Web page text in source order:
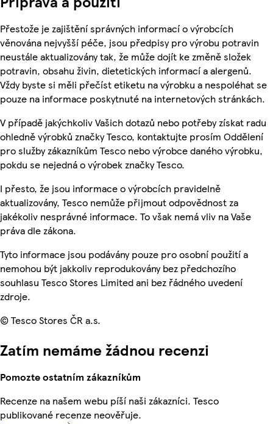
Přestože je zajištění správných informací o výrobcích
věnována nejvyšší péče, jsou předpisy pro výrobu potravin
neustále aktualizovány tak, že může dojít ke změně složek
potravin, obsahu živin, dietetických informací a alergenů.
Vždy byste si měli přečíst etiketu na výrobku a nespoléhat se
pouze na informace poskytnuté na internetových stránkách.
V případě jakýchkoliv Vašich dotazů nebo potřeby získat radu
ohledně výrobků značky Tesco, kontaktujte prosím Oddělení
pro služby zákazníkům Tesco nebo výrobce daného výrobku,
pokdu se nejedná o výrobek značky Tesco.
I přesto, že jsou informace o výrobcích pravidelně
aktualizovány, Tesco nemůže přijmout odpovědnost za
jakékoliv nesprávné informace. To však nemá vliv na Vaše
práva dle zákona.
Tyto informace jsou podávány pouze pro osobní použití a
nemohou být jakkoliv reprodukovány bez předchozího
souhlasu Tesco Stores Limited ani bez řádného uvedení
zdroje.
© Tesco Stores ČR a.s.
Zatím nemáme žádnou recenzi
Pomozte ostatním zákazníkům
Recenze na našem webu píší naši zákazníci. Tesco
publikované recenze neověřuje.